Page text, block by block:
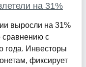
на 31%
выросли на 31%
сравнению с
года. Инвесторы
фиксирует